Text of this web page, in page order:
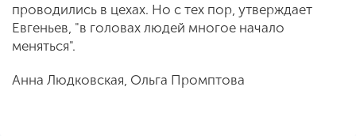
проводились в цехах. Но с тех пор, утверждает
Евгеньев, "в головах людей многое начало
меняться".
Анна Людковская, Ольга Промптова